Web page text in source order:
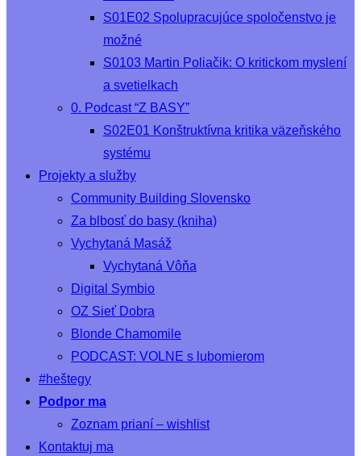
S01E02 Spolupracujúce spoločenstvo je
možné
S0103 Martin Poliačik: O kritickom myslení
a svetielkach
0. Podcast “Z BASY”
S02E01 Konštruktívna kritika väzeňského
systému
Projekty a služby
Community Building Slovensko
Za blbosť do basy (kniha)
Vychytaná Masáž
Vychytaná Vôňa
Digital Symbio
OZ Sieť Dobra
Blonde Chamomile
PODCAST: VOLNE s lubomierom
#heštegy
Podpor ma
Zoznam prianí – wishlist
Kontaktuj ma